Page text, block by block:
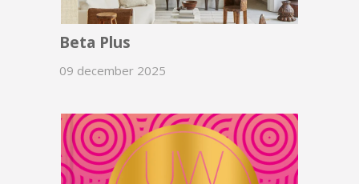
Beta Plus
09 december 2025